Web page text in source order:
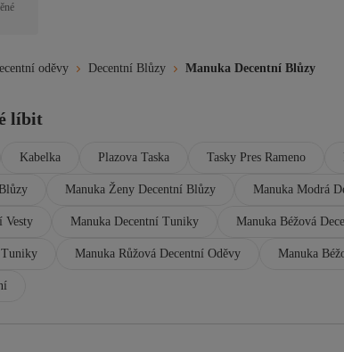
oděvy Decentní Blůzy Manuka Decentní Blůzy
líbit
Kabelka Plazova Taska Tasky Pres Rameno
Manuka Ženy Decentní Blůzy Manuka Modrá
Vesty Manuka Decentní Tuniky Manuka Béžová
Tuniky Manuka Růžová Decentní Oděvy Manuka